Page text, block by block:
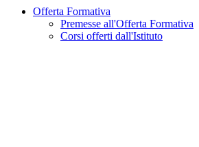
Offerta Formativa
Premesse all'Offerta Formativa
Corsi offerti dall'Istituto